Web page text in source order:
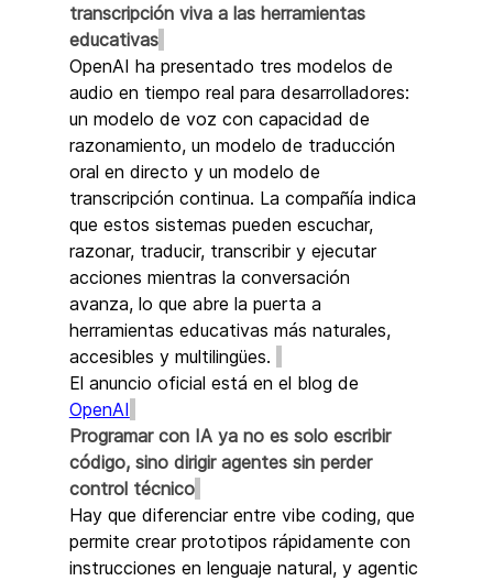
transcripción viva a las herramientas
educativas
OpenAI ha presentado tres modelos de
audio en tiempo real para desarrolladores:
un modelo de voz con capacidad de
razonamiento, un modelo de traducción
oral en directo y un modelo de
transcripción continua. La compañía indica
que estos sistemas pueden escuchar,
razonar, traducir, transcribir y ejecutar
acciones mientras la conversación
avanza, lo que abre la puerta a
herramientas educativas más naturales,
accesibles y multilingües.
El anuncio oficial está en el blog de
OpenAI
Programar con IA ya no es solo escribir
código, sino dirigir agentes sin perder
control técnico
Hay que diferenciar entre vibe coding, que
permite crear prototipos rápidamente con
instrucciones en lenguaje natural, y agentic